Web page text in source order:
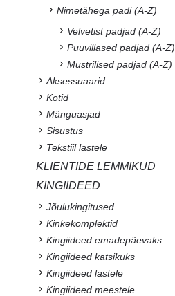
Nimetähega padi (A-Z)
Velvetist padjad (A-Z)
Puuvillased padjad (A-Z)
Mustrilised padjad (A-Z)
Aksessuaarid
Kotid
Mänguasjad
Sisustus
Tekstiil lastele
KLIENTIDE LEMMIKUD
KINGIIDEED
Jõulukingitused
Kinkekomplektid
Kingiideed emadepäevaks
Kingiideed katsikuks
Kingiideed lastele
Kingiideed meestele